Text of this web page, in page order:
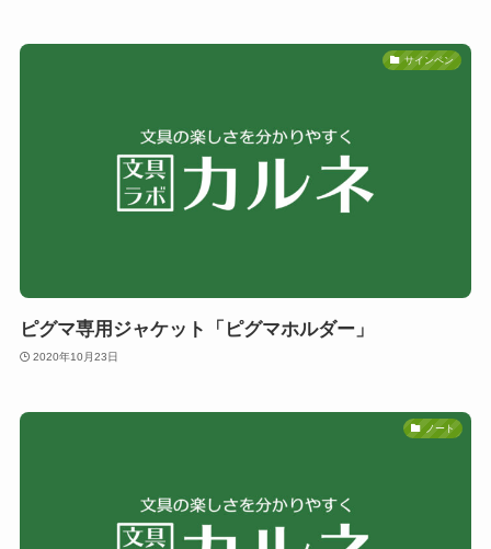
サインペン
ピグマ専用ジャケット「ピグマホルダー」
2020年10月23日
ノート